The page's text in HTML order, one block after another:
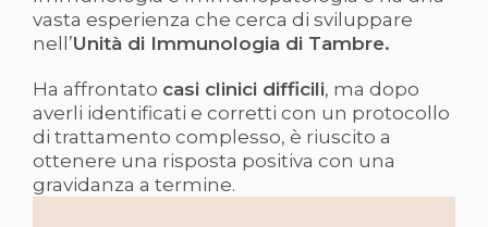
vasta esperienza che cerca di sviluppare
nell’Unità di Immunologia di Tambre.
Ha affrontato casi clinici difficili, ma dopo
averli identificati e corretti con un protocollo
di trattamento complesso, è riuscito a
ottenere una risposta positiva con una
gravidanza a termine.